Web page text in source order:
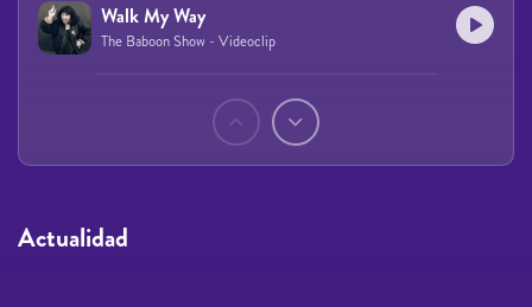
Walk My Way
The Baboon Show - Videoclip
Actualidad